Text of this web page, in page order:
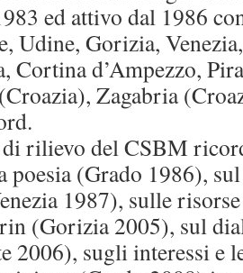
ed attivo dal 1986
Udine, Gorizia,
Cortina d’Ampezzo,
Zagabria
rilievo del CSBM
poesia (Grado 1986),
1987), sulle
(Gorizia 2005), sul
2006), sugli interessi e